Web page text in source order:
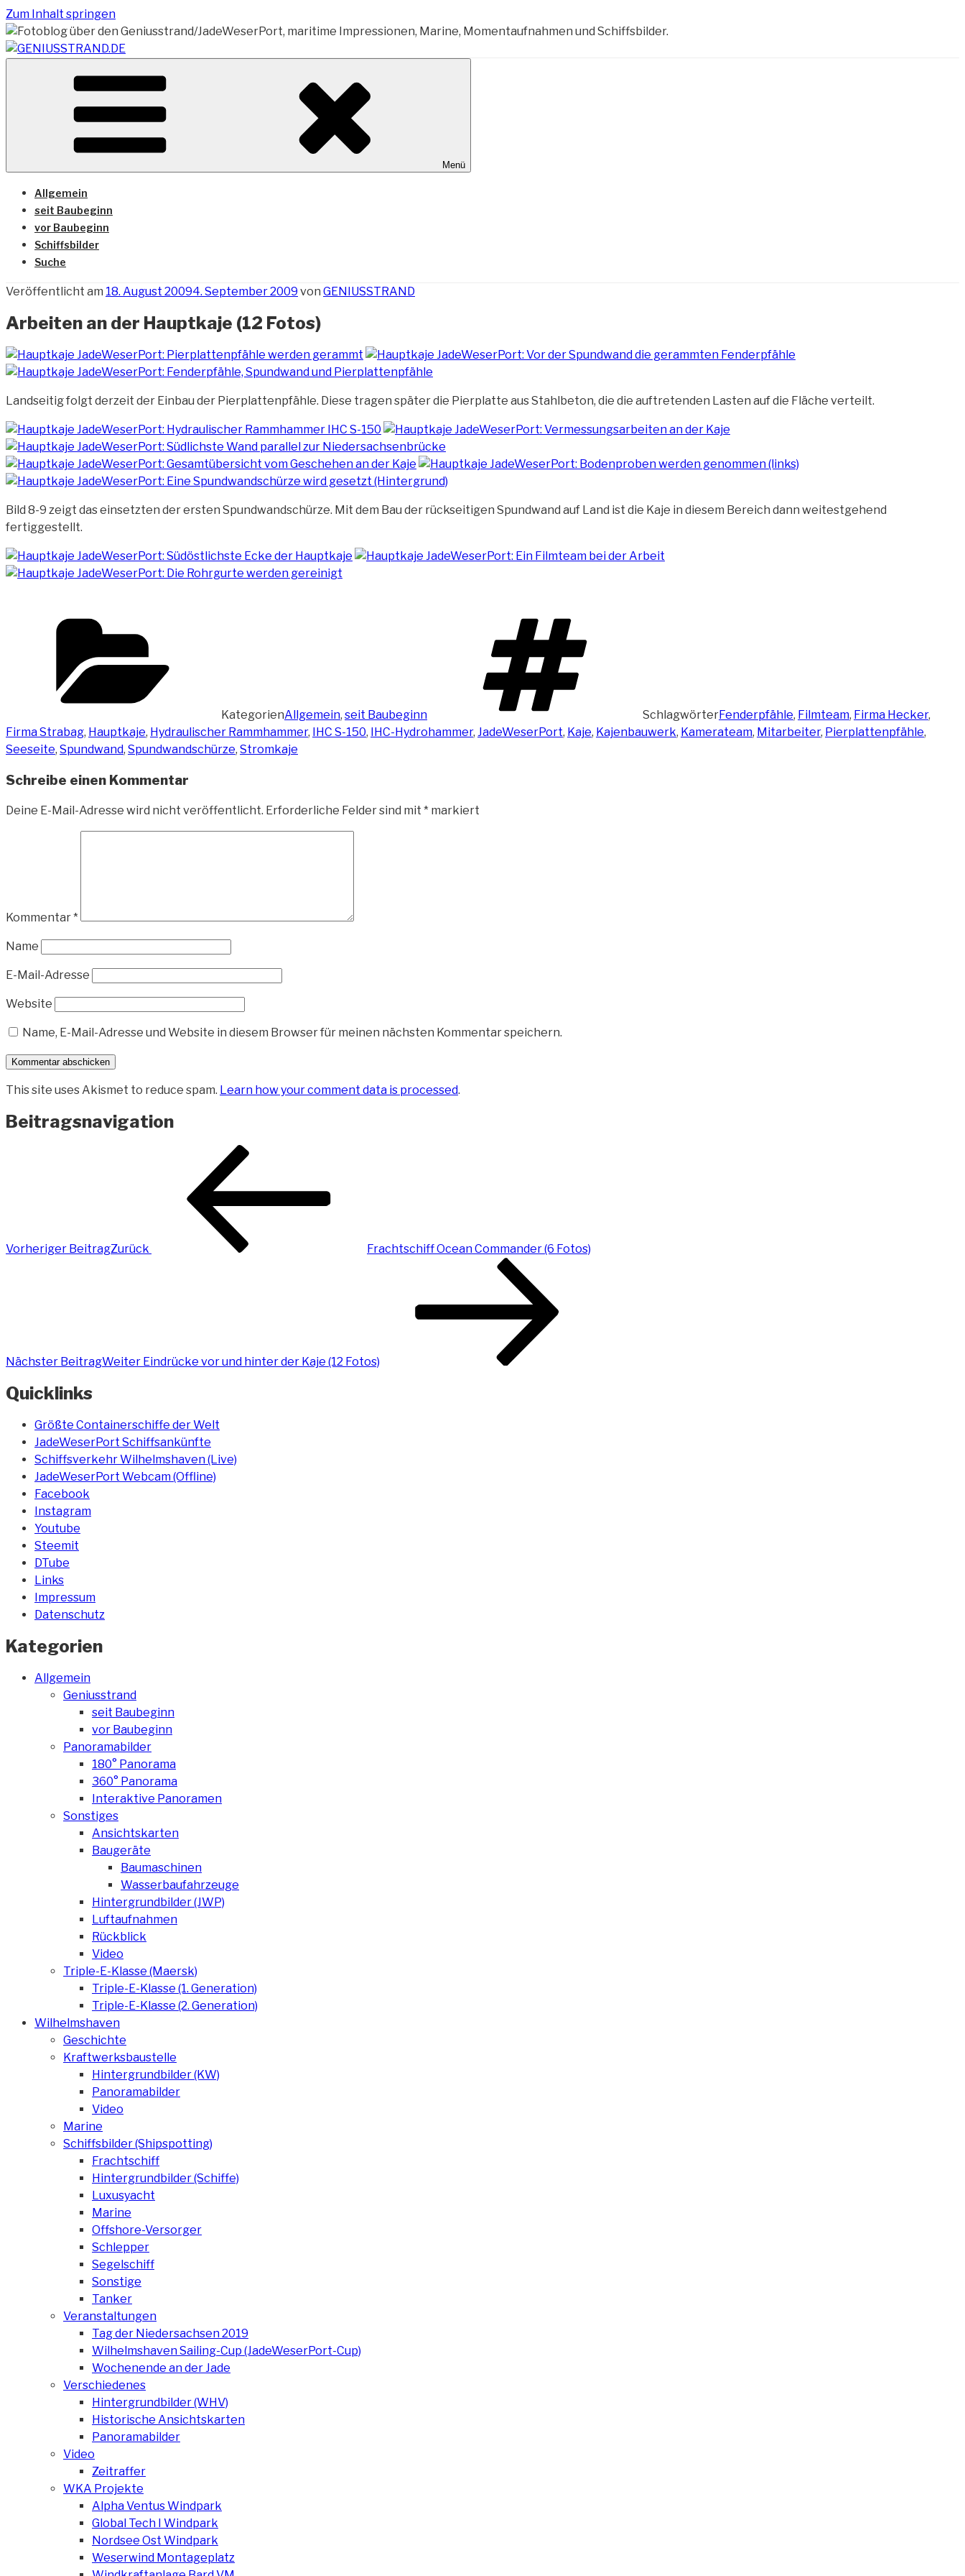
Zum Inhalt springen
GENIUSSTRAND.DE
Vom Geniusstrand zum JadeWeserPort/Container Terminal Wilhelmshaven
Menü
Allgemein
seit Baubeginn
vor Baubeginn
Schiffsbilder
Suche
Veröffentlicht am 18. August 20094. September 2009 von GENIUSSTRAND
Arbeiten an der Hauptkaje (12 Fotos)
Landseitig folgt derzeit der Einbau der Pierplattenpfähle. Diese tragen später die Pierplatte ausStahlbeton, die die auftretenden Lasten auf die Fläche verteilt.
Bild 8-9 zeigt das einsetzten der ersten Spundwandschürze. Mit dem Bau der rückseitigen Spundwand auf Land ist die Kaje in diesem Bereich dann weitestgehend
fertiggestellt.
KategorienAllgemein, seit Baubeginn SchlagwörterFenderpfähle, Filmteam, Firma Hecker,
Firma Strabag, Hauptkaje, Hydraulischer Rammhammer, IHC S-150, IHC-Hydrohammer, JadeWeserPort, Kaje, Kajenbauwerk, Kamerateam, Mitarbeiter, Pierplattenpfähle,
Seeseite, Spundwand, Spundwandschürze, Stromkaje
Schreibe einen Kommentar
Deine E-Mail-Adresse wird nicht veröffentlicht. Erforderliche Felder sind mit * markiert
Kommentar*
Name
E-Mail-Adresse
Website
Name, E-Mail-Adresse und Website in diesem Browser für meinen nächsten Kommentar speichern.
This site uses Akismet to reduce spam. Learn how your comment data is processed.
Beitragsnavigation
Vorheriger BeitragZurück Frachtschiff Ocean Commander (6 Fotos)
Nächster BeitragWeiter Eindrücke vor und hinter der Kaje (12 Fotos)
Quicklinks
Größte Containerschiffe der Welt
JadeWeserPort Schiffsankünfte
Schiffsverkehr Wilhelmshaven (Live)
JadeWeserPort Webcam (Offline)
Facebook
Instagram
Youtube
Steemit
DTube
Links
Impressum
Datenschutz
Kategorien
Allgemein
Geniusstrand
seit Baubeginn
vor Baubeginn
Panoramabilder
180° Panorama
360° Panorama
Interaktive Panoramen
Sonstiges
Ansichtskarten
Baugeräte
Baumaschinen
Wasserbaufahrzeuge
Hintergrundbilder (JWP)
Luftaufnahmen
Rückblick
Video
Triple-E-Klasse (Maersk)
Triple-E-Klasse (1. Generation)
Triple-E-Klasse (2. Generation)
Wilhelmshaven
Geschichte
Kraftwerksbaustelle
Hintergrundbilder (KW)
Panoramabilder
Video
Marine
Schiffsbilder (Shipspotting)
Frachtschiff
Hintergrundbilder (Schiffe)
Luxusyacht
Marine
Offshore-Versorger
Schlepper
Segelschiff
Sonstige
Tanker
Veranstaltungen
Tag der Niedersachsen 2019
Wilhelmshaven Sailing-Cup (JadeWeserPort-Cup)
Wochenende an der Jade
Verschiedenes
Hintergrundbilder (WHV)
Historische Ansichtskarten
Panoramabilder
Video
Zeitraffer
WKA Projekte
Alpha Ventus Windpark
Global Tech I Windpark
Nordsee Ost Windpark
Weserwind Montageplatz